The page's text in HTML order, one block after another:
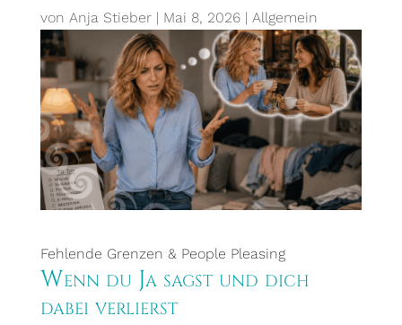
von Anja Stieber| Mai 8, 2026| Allgemein
Fehlende Grenzen & People Pleasing
Wenn du Ja sagst und dich
dabei verlierst